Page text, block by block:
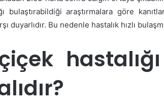
araştırmalara göre
duyarlıdır. Bu nedenle hastalık hızlı
hastalığı